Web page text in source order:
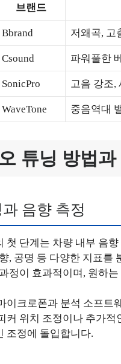
브랜드
Bbrand 저왜곡, 고
Csound 파워풀한
SonicPro 고음 강조,
WaveTone 중음역대
튜닝 방법과
음향 측정
첫 단계는 차량 내부 음
, 공명 등 다양한 지표를
정이 효과적이며, 원하
이크로폰과 분석 소프트
커 위치 조정이나 추가
조정에 돌입합니다.